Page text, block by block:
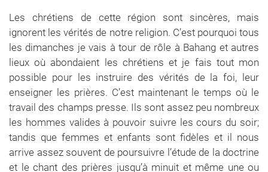
Les chrétiens de cette région sont sincères, mais
ignorent les vérités de notre religion. C’est pourquoi tous
les dimanches je vais à tour de rôle à Bahang et autres
lieux où abondaient les chrétiens et je fais tout mon
possible pour les instruire des vérités de la foi, leur
enseigner les prières. C’est maintenant le temps où le
travail des champs presse. Ils sont assez peu nombreux
les hommes valides à pouvoir suivre les cours du soir;
tandis que femmes et enfants sont fidèles et il nous
arrive assez souvent de poursuivre l’étude de la doctrine
et le chant des prières jusqu’à minuit et même une ou